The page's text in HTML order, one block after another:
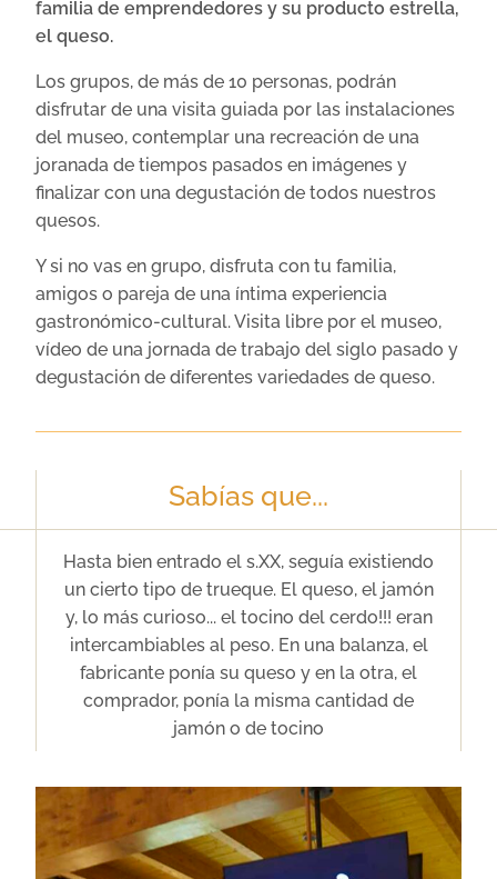
familia de emprendedores y su producto estrella,
el queso.
Los grupos, de más de 10 personas, podrán
disfrutar de una visita guiada por las instalaciones
del museo, contemplar una recreación de una
joranada de tiempos pasados en imágenes y
finalizar con una degustación de todos nuestros
quesos.
Y si no vas en grupo, disfruta con tu familia,
amigos o pareja de una íntima experiencia
gastronómico-cultural. Visita libre por el museo,
vídeo de una jornada de trabajo del siglo pasado y
degustación de diferentes variedades de queso.
Sabías que...
Hasta bien entrado el s.XX, seguía existiendo
un cierto tipo de trueque. El queso, el jamón
y, lo más curioso... el tocino del cerdo!!! eran
intercambiables al peso. En una balanza, el
fabricante ponía su queso y en la otra, el
comprador, ponía la misma cantidad de
jamón o de tocino